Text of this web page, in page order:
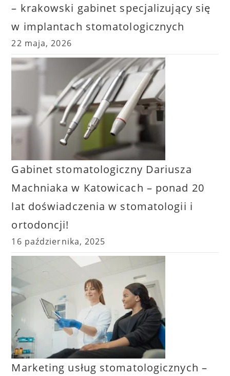
– krakowski gabinet specjalizujący się
w implantach stomatologicznych
22 maja, 2026
Gabinet stomatologiczny Dariusza
Machniaka w Katowicach – ponad 20
lat doświadczenia w stomatologii i
ortodoncji!
16 października, 2025
Marketing usług stomatologicznych –